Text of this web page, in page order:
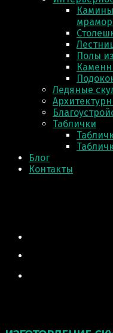
Полы
Ледяные
Таблички
Блог
Контакты